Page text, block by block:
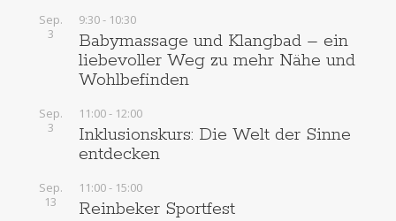
Sep.
3
9:30- 10:30
Babymassage und Klangbad – ein
liebevoller Weg zu mehr Nähe und
Wohlbefinden
Sep.
3
11:00- 12:00
Inklusionskurs: Die Welt der Sinne
entdecken
Sep.
13
11:00- 15:00
Reinbeker Sportfest